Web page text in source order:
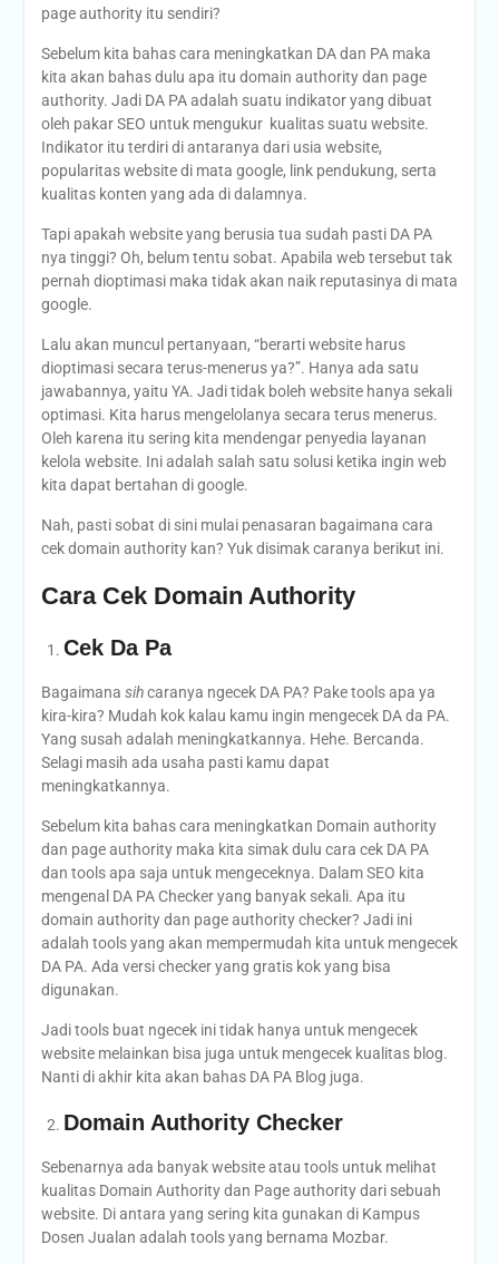
page authority itu sendiri?
Sebelum kita bahas cara meningkatkan DA dan PA maka
kita akan bahas dulu apa itu domain authority dan page
authority. Jadi DA PA adalah suatu indikator yang dibuat
oleh pakar SEO untuk mengukur kualitas suatu website.
Indikator itu terdiri di antaranya dari usia website,
popularitas website di mata google, link pendukung, serta
kualitas konten yang ada di dalamnya.
Tapi apakah website yang berusia tua sudah pasti DA PA
nya tinggi? Oh, belum tentu sobat. Apabila web tersebut tak
pernah dioptimasi maka tidak akan naik reputasinya di mata
google.
Lalu akan muncul pertanyaan, “berarti website harus
dioptimasi secara terus-menerus ya?”. Hanya ada satu
jawabannya, yaitu YA. Jadi tidak boleh website hanya sekali
optimasi. Kita harus mengelolanya secara terus menerus.
Oleh karena itu sering kita mendengar penyedia layanan
kelola website. Ini adalah salah satu solusi ketika ingin web
kita dapat bertahan di google.
Nah, pasti sobat di sini mulai penasaran bagaimana cara
cek domain authority kan? Yuk disimak caranya berikut ini.
Cara Cek Domain Authority
Cek Da Pa
Bagaimana sihcaranya ngecek DA PA? Pake tools apa ya
kira-kira? Mudah kok kalau kamu ingin mengecek DA da PA.
Yang susah adalah meningkatkannya. Hehe. Bercanda.
Selagi masih ada usaha pasti kamu dapat
meningkatkannya.
Sebelum kita bahas cara meningkatkan Domain authority
dan page authority maka kita simak dulu cara cek DA PA
dan tools apa saja untuk mengeceknya. Dalam SEO kita
mengenal DA PA Checker yang banyak sekali. Apa itu
domain authority dan page authority checker? Jadi ini
adalah tools yang akan mempermudah kita untuk mengecek
DA PA. Ada versi checker yang gratis kok yang bisa
digunakan.
Jadi tools buat ngecek ini tidak hanya untuk mengecek
website melainkan bisa juga untuk mengecek kualitas blog.
Nanti di akhir kita akan bahas DA PA Blog juga.
Domain Authority Checker
Sebenarnya ada banyak website atau tools untuk melihat
kualitas Domain Authority dan Page authority dari sebuah
website. Di antara yang sering kita gunakan di Kampus
Dosen Jualan adalah tools yang bernama Mozbar.